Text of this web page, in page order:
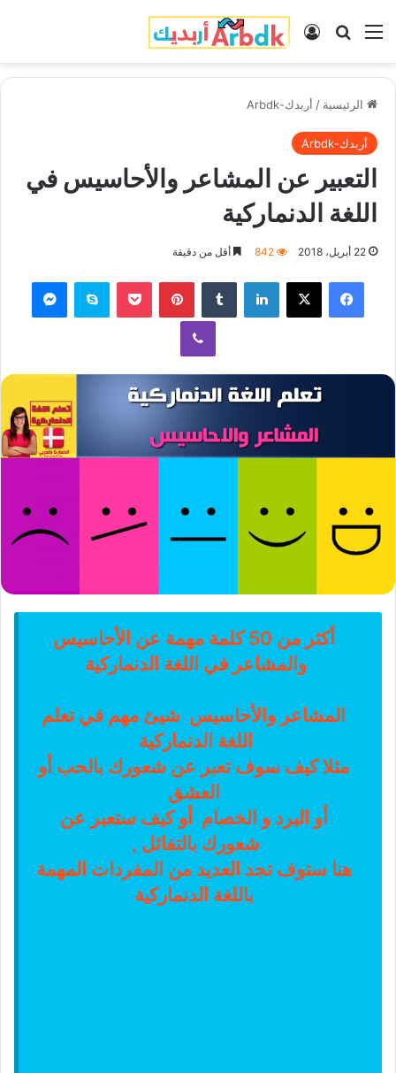
القائمة بحث عنتسجيل الدخول
الرئيسية / أربدك-Arbdk
أربدك-Arbdk
التعبير عن المشاعر والأحاسيس في
اللغة الدنماركية
22 أبريل، 2018 842 أقل من دقيقة
فيسبوك لينكدإن بينتيريست سكايب
ڤايبر
أكثر من 50 كلمة مهمة عن الأحاسيس
والمشاعر في اللغة الدنماركية
المشاعر والأحاسيس شيئ مهم في تعلم
اللغة الدنماركية
مثلا كيف سوف تعبر عن شعورك بالحب أو
العشق
أو البرد و الخصام أو كيف ستعبر عن
شعورك بالتفائل ,
هنا ستوف تجد العديد من المفردات المهمة
باللغة الدنماركية